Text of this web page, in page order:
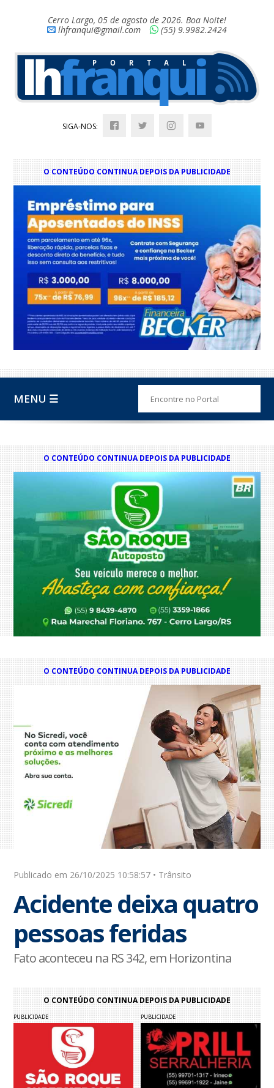
Cerro Largo, 05 de agosto de 2026. Boa Noite!
lhfranqui@gmail.com
(55) 9.9982.2424
SIGA-NOS:
O CONTEÚDO CONTINUA DEPOIS DA PUBLICIDADE
MENU ☰
O CONTEÚDO CONTINUA DEPOIS DA PUBLICIDADE
O CONTEÚDO CONTINUA DEPOIS DA PUBLICIDADE
Publicado em 26/10/2025 10:58:57 • Trânsito
Acidente deixa quatro
pessoas feridas
Fato aconteceu na RS 342, em Horizontina
O CONTEÚDO CONTINUA DEPOIS DA PUBLICIDADE
PUBLICIDADE PUBLICIDADE